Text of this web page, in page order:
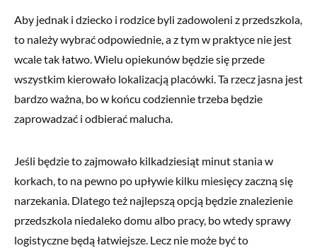
Aby jednak i dziecko i rodzice byli zadowoleni z przedszkola,
to należy wybrać odpowiednie, a z tym w praktyce nie jest
wcale tak łatwo. Wielu opiekunów będzie się przede
wszystkim kierowało lokalizacją placówki. Ta rzecz jasna jest
bardzo ważna, bo w końcu codziennie trzeba będzie
zaprowadzać i odbierać malucha.
Jeśli będzie to zajmowało kilkadziesiąt minut stania w
korkach, to na pewno po upływie kilku miesięcy zaczną się
narzekania. Dlatego też najlepszą opcją będzie znalezienie
przedszkola niedaleko domu albo pracy, bo wtedy sprawy
logistyczne będą łatwiejsze. Lecz nie może być to